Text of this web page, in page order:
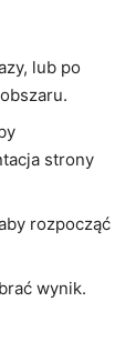
lub po
strony
rozpocząć
wynik.